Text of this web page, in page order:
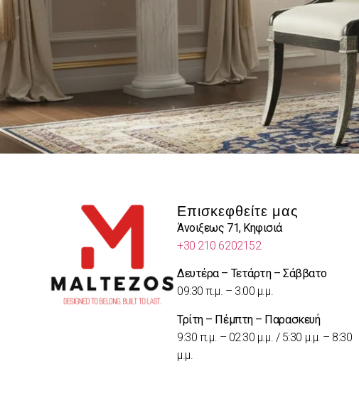
Επισκεφθείτε μας
Άνοιξεως 71, Κηφισιά
+30 210 6202152
Δευτέρα – Τετάρτη – Σάββατο
09:30 π.μ. – 3:00 μ.μ.
Τρίτη – Πέμπτη – Παρασκευή
9:30 π.μ. – 02:30 μ.μ. / 5:30 μ.μ. – 8:30
μ.μ.